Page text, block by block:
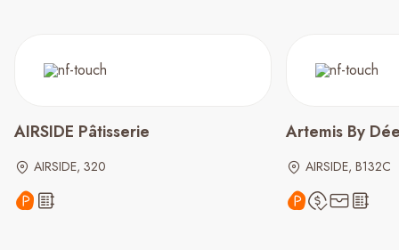
AIRSIDE Pâtisserie
AIRSIDE, 320
Artemis By
AIRSIDE, B132C